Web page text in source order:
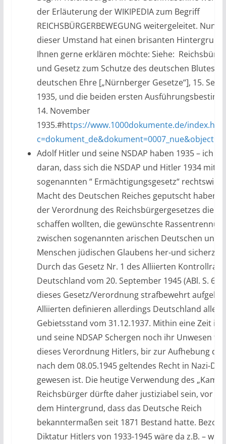
der Erläuterung der WIKIPEDIA zum Begriff
REICHSBÜRGERBEWEGUNG weitergeleitet. Nun,
dieser Umstand hat einen brisanten
Ihnen gerne erklären möchte: Siehe:
und Gesetz zum Schutze des deutschen Blutes
deutschen Ehre [„Nürnberger Gesetze“], 15.
1935, und die beiden ersten
14. November
1935.#https://www.1000dokumente.de/
Adolf Hitler und seine NSDAP haben 1935 – ich
daran, dass sich die NSDAP und Hitler 1934 mit
sogenannten “ Ermächtigungsgesetz“
Macht des Deutschen Reiches geputscht haben
der Verordnung des Reichsbürgergesetzes die
schaffen wollten, die gewünschte
zwischen sogenannten arischen Deutschen und
Menschen jüdischen Glaubens her-und
Durch das Gesetz Nr. 1 des Alliierten
Deutschland vom 20. September 1945 (ABl. S. 6)
dieses Gesetz/Verordnung strafbewehrt
Alliierten definieren allerdings Deutschland
Gebietsstand vom 31.12.1937. Mithin eine Zeit in
und seine NDSAP Schergen noch ihr Unwesen
dieses Verordnung Hitlers, bir zur Aufhebung
nach dem 08.05.1945 geltendes Recht in Nazi-
gewesen ist. Die heutige Verwendung des
Reichsbürger dürfte daher justiziabel sein, vor
dem Hintergrund, dass das Deutsche Reich
bekanntermaßen seit 1871 Bestand hatte.
Diktatur Hitlers von 1933-1945 wäre da z.B. –